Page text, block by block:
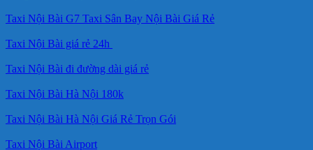
Taxi Nội Bài G7 Taxi Sân Bay Nội Bài Giá Rẻ
Taxi Nội Bài giá rẻ 24h
Taxi Nội Bài đi đường dài giá rẻ
Taxi Nội Bài Hà Nội 180k
Taxi Nội Bài Hà Nội Giá Rẻ Trọn Gói
Taxi Nội Bài Airport